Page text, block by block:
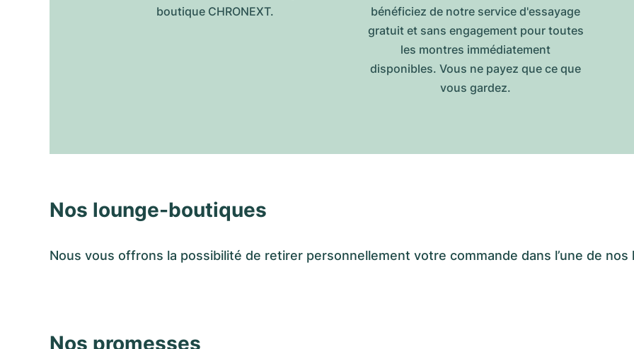
boutique CHRONEXT.
bénéficiez de notre service d'essayage
gratuit et sans engagement pour toutes
les montres immédiatement
disponibles. Vous ne payez que ce que
vous gardez.
Nos lounge-boutiques
Nous vous offrons la possibilité de retirer personnellement votre commande dans l’une de nos
Nos promesses